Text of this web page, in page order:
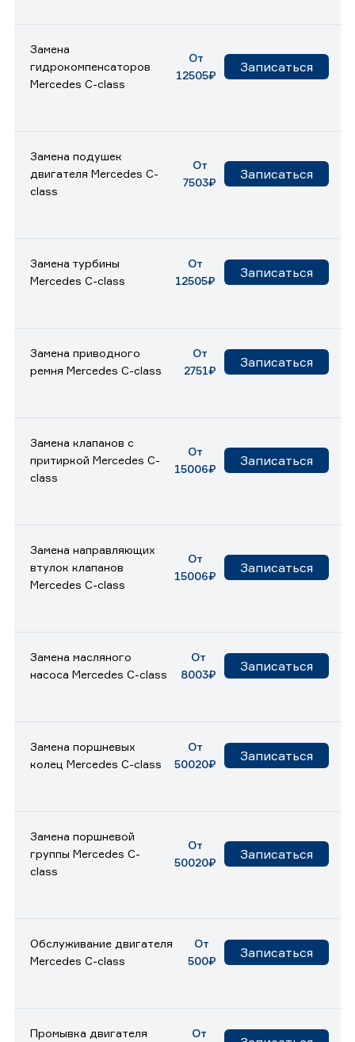
Замена
гидрокомпенсаторов
Mercedes C-class
От
12505₽
Записаться
Замена подушек
двигателя Mercedes C-
class
От
7503₽
Записаться
Замена турбины
Mercedes C-class
От
12505₽
Записаться
Замена приводного
ремня Mercedes C-class
От
2751₽
Записаться
Замена клапанов с
притиркой Mercedes C-
class
От
15006₽
Записаться
Замена направляющих
втулок клапанов
Mercedes C-class
От
15006₽
Записаться
Замена масляного
насоса Mercedes C-class
От
8003₽
Записаться
Замена поршневых
колец Mercedes C-class
От
50020₽
Записаться
Замена поршневой
группы Mercedes C-
class
От
50020₽
Записаться
Обслуживание двигателя
Mercedes C-class
От
500₽
Записаться
Промывка двигателя От